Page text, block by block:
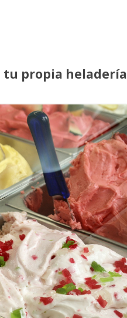
tu propia heladería